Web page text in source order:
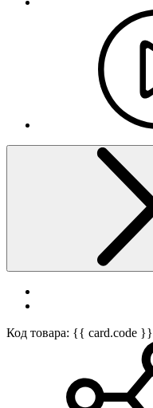
Код товара: {{ card.code }}